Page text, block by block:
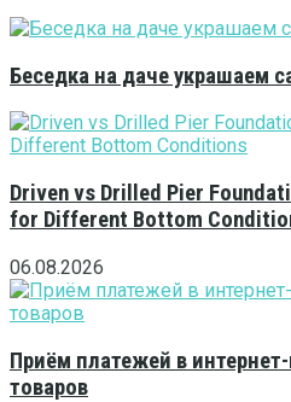
Беседка на даче украшаем
Driven vs Drilled Pier
for Different Bottom
06.08.2026
Приём платежей в
товаров